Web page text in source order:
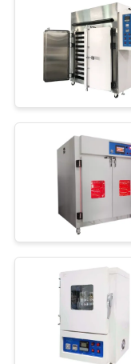
PRIVACY
POLICY